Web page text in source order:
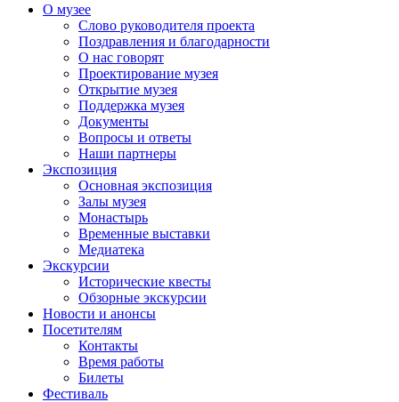
О музее
Слово руководителя проекта
Поздравления и благодарности
О нас говорят
Проектирование музея
Открытие музея
Поддержка музея
Документы
Вопросы и ответы
Наши партнеры
Экспозиция
Основная экспозиция
Залы музея
Монастырь
Временные выставки
Медиатека
Экскурсии
Исторические квесты
Обзорные экскурсии
Новости и анонсы
Посетителям
Контакты
Время работы
Билеты
Фестиваль